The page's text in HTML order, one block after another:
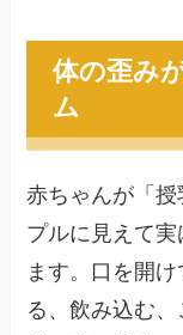
体の歪み
ム
赤ちゃんが「
プルに見えて
ます。口を開
る、飲み込む